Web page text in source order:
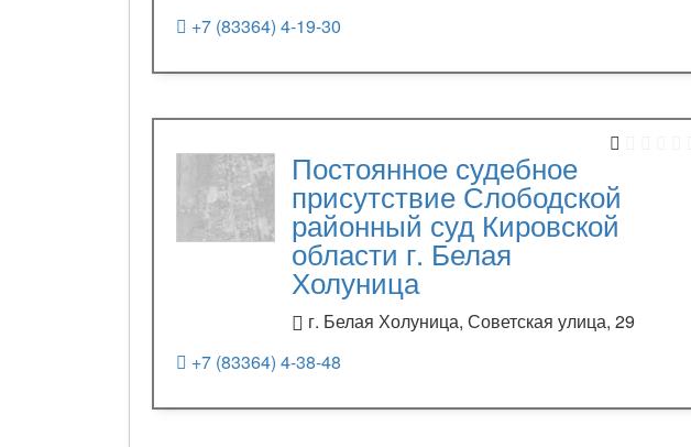
+7 (83364) 4-19-30
Постоянное судебное
присутствие Слободской
районный суд Кировской
области г. Белая
Холуница
г. Белая Холуница, Советская улица, 29
+7 (83364) 4-38-48